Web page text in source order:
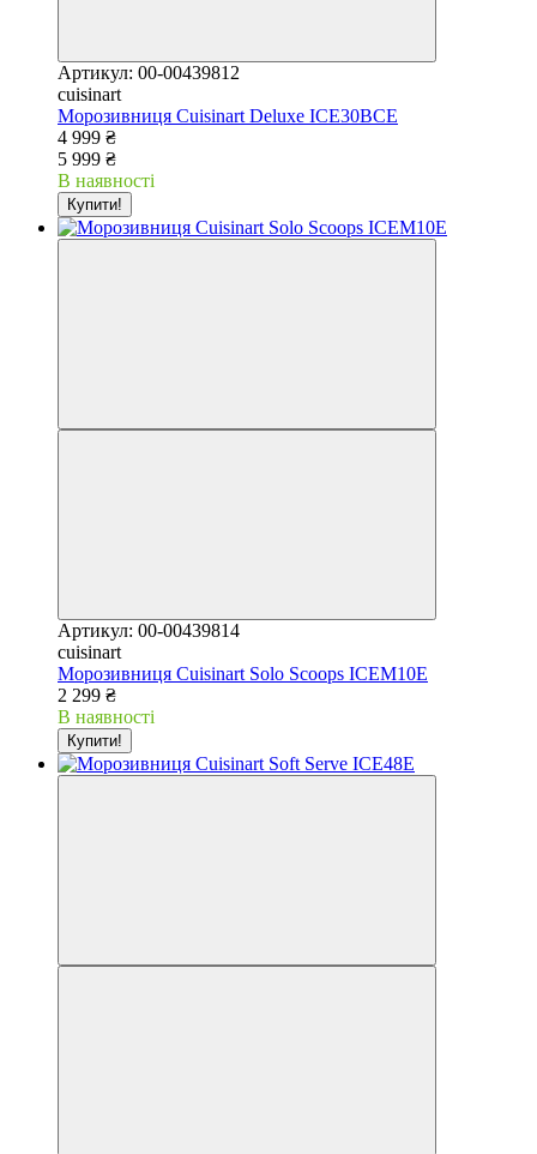
Артикул: 00-00439812
cuisinart
Морозивниця Cuisinart Deluxe ICE30BCE
4 999 ₴
5 999 ₴
В наявності
Купити!
Артикул: 00-00439814
cuisinart
Морозивниця Cuisinart Solo Scoops ICEM10E
2 299 ₴
В наявності
Купити!